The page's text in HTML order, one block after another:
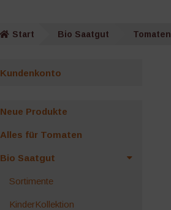
Start Bio Saatgut Tomaten
Kundenkonto
Neue Produkte
Alles für Tomaten
Bio Saatgut
Sortimente
KinderKollektion